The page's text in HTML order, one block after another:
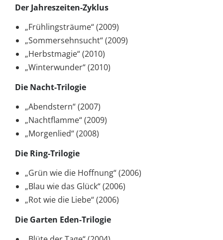
Der Jahreszeiten-Zyklus
„Frühlingsträume“ (2009)
„Sommersehnsucht“ (2009)
„Herbstmagie“ (2010)
„Winterwunder“ (2010)
Die Nacht-Trilogie
„Abendstern“ (2007)
„Nachtflamme“ (2009)
„Morgenlied“ (2008)
Die Ring-Trilogie
„Grün wie die Hoffnung“ (2006)
„Blau wie das Glück“ (2006)
„Rot wie die Liebe“ (2006)
Die Garten Eden-Trilogie